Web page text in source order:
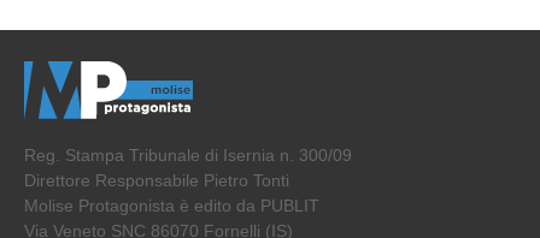
Reg. Stampa Tribunale di Isernia n. 300/09
Direttore Responsabile Pietro Tonti
Molise Protagonista è edito da PUBLIT
Via Veneto SNC 86070 Fornelli (IS)